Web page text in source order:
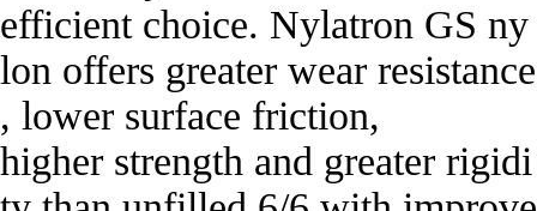
efficient choice. Nylatron GS ny
lon offers greater wear resistance
, lower surface friction,
higher strength and greater rigidi